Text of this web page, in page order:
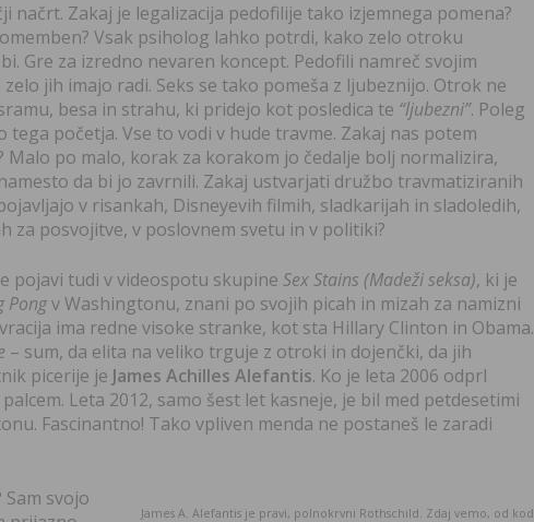
načrt. Zakaj je legalizacija pedofilije tako izjemnega pomena?
Vsak psiholog lahko potrdi, kako zelo otroku
Gre za izredno nevaren koncept. Pedofili namreč svojim
jih imajo radi. Seks se tako pomeša z ljubeznijo. Otrok ne
besa in strahu, ki pridejo kot posledica te “ljubezni”. Poleg
početja. Vse to vodi v hude travme. Zakaj nas potem
po malo, korak za korakom jo čedalje bolj normalizira,
da bi jo zavrnili. Zakaj ustvarjati družbo travmatiziranih
v risankah, Disneyevih filmih, sladkarijah in sladoledih,
za posvojitve, v poslovnem svetu in v politiki?
pojavi tudi v videospotu skupine Sex Stains (Madeži seksa), ki je
Pongv Washingtonu, znani po svojih picah in mizah za namizni
ima redne visoke stranke, kot sta Hillary Clinton in Obama.
– sum, da elita na veliko trguje z otroki in dojenčki, da jih
picerije je James Achilles Alefantis. Ko je leta 2006 odprl
Leta 2012, samo šest let kasneje, je bil med petdesetimi
Fascinantno! Tako vpliven menda ne postaneš le zaradi
James A. Alefantis je pravi, polnokrvni Rothschild. Zdaj vemo, od kod
Sam svojo